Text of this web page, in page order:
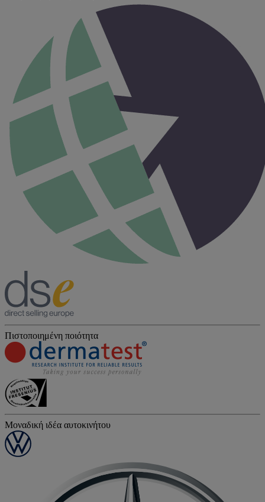
Πιστοποιημένη ποιότητα
Μοναδική ιδέα αυτοκινήτου